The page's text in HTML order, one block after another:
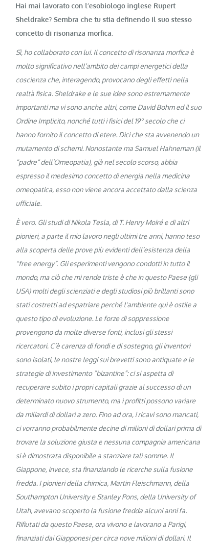
Hai mai lavorato con l’esobiologo inglese Rupert
Sheldrake? Sembra che tu stia definendo il suo stesso
concetto di risonanza morfica.
Sì, ho collaborato con lui. Il concetto di risonanza morfica è
molto significativo nell’ambito dei campi energetici della
coscienza che, interagendo, provocano degli effetti nella
realtà fisica. Sheldrake e le sue idee sono estremamente
importanti ma vi sono anche altri, come David Bohm ed il suo
Ordine Implicito, nonché tutti i fisici del 19° secolo che ci
hanno fornito il concetto di etere. Dici che sta avvenendo un
mutamento di schemi. Nonostante ma Samuel Hahneman (il
“padre” dell’Omeopatia), già nel secolo scorso, abbia
espresso il medesimo concetto di energia nella medicina
omeopatica, esso non viene ancora accettato dalla scienza
ufficiale.
È vero. Gli studi di Nikola Tesla, di T. Henry Moiré e di altri
pionieri, a parte il mio lavoro negli ultimi tre anni, hanno teso
alla scoperta delle prove più evidenti dell’esistenza della
“free energy”. Gli esperimenti vengono condotti in tutto il
mondo, ma ciò che mi rende triste è che in questo Paese (gli
USA) molti degli scienziati e degli studiosi più brillanti sono
stati costretti ad espatriare perché l’ambiente qui è ostile a
questo tipo di evoluzione. Le forze di soppressione
provengono da molte diverse fonti, inclusi gli stessi
ricercatori. C’è carenza di fondi e di sostegno, gli inventori
sono isolati, le nostre leggi sui brevetti sono antiquate e le
strategie di investimento “bizantine”: ci si aspetta di
recuperare subito i propri capitali grazie al successo di un
determinato nuovo strumento, ma i profitti possono variare
da miliardi di dollari a zero. Fino ad ora, i ricavi sono mancati,
ci vorranno probabilmente decine di milioni di dollari prima di
trovare la soluzione giusta e nessuna compagnia americana
si è dimostrata disponibile a stanziare tali somme. Il
Giappone, invece, sta finanziando le ricerche sulla fusione
fredda. I pionieri della chimica, Martin Fleischmann, della
Southampton University e Stanley Pons, della University of
Utah, avevano scoperto la fusione fredda alcuni anni fa.
Rifiutati da questo Paese, ora vivono e lavorano a Parigi,
finanziati dai Giapponesi per circa nove milioni di dollari. Il